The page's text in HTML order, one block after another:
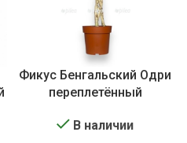
Фикус Бенгальский Одри
переплетённый
В наличии